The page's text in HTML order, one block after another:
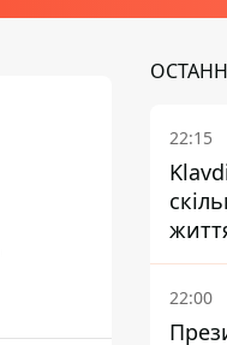
22:15
22:00